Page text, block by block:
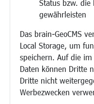
Status bzw. die
gewährleisten
Das brain-GeoCMS
Local Storage, um
speichern. Auf die im
Daten können Dritte
Dritte nicht
Werbezwecken
Bebauungsplanung
Verkehr/Mobilität
Glasfaserausbau
Aktuelle Baustellen
Paddelteich
CINDY S